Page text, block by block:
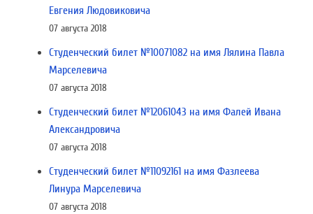
Евгения Людовиковича
07 августа 2018
Студенческий билет №10071082 на имя Лялина Павла
Марселевича
07 августа 2018
Студенческий билет №12061043 на имя Фалей Ивана
Александровича
07 августа 2018
Студенческий билет №11092161 на имя Фазлеева
Линура Марселевича
07 августа 2018